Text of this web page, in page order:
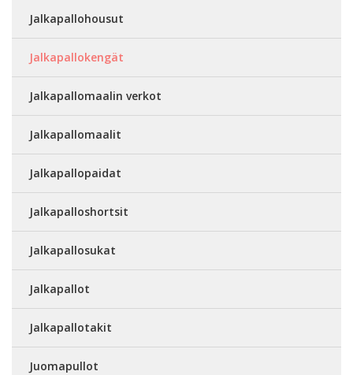
Jalkapallohousut
Jalkapallokengät
Jalkapallomaalin verkot
Jalkapallomaalit
Jalkapallopaidat
Jalkapalloshortsit
Jalkapallosukat
Jalkapallot
Jalkapallotakit
Juomapullot